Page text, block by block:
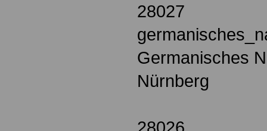
28027
Germanisches
Nürnberg